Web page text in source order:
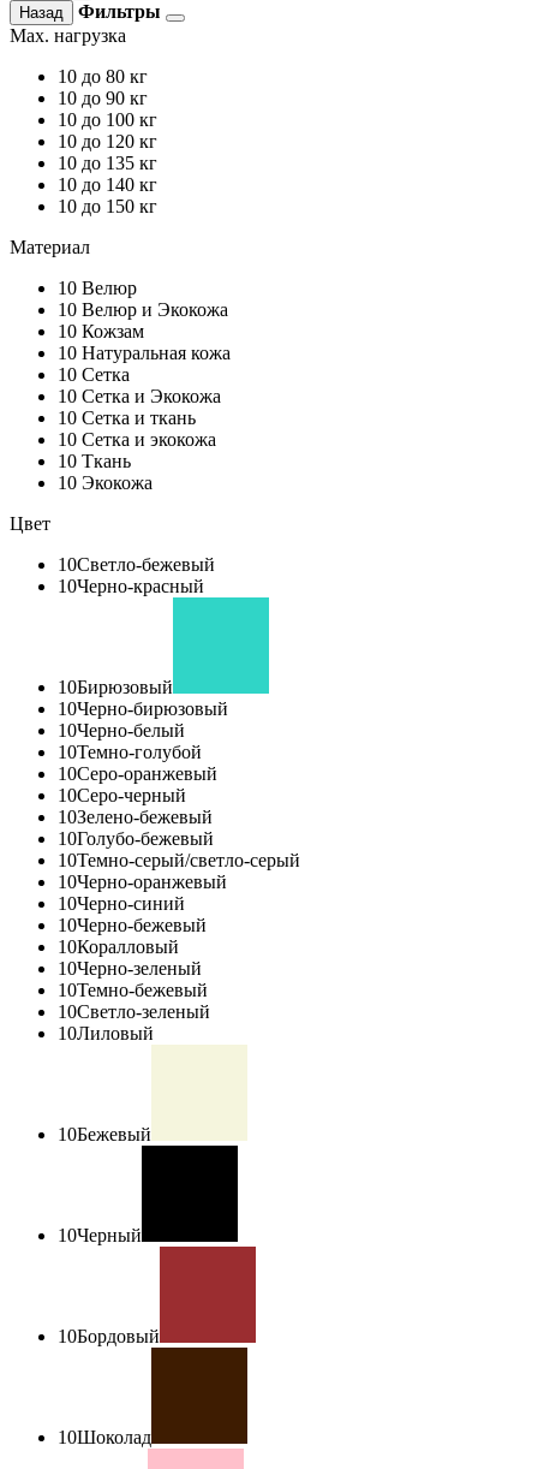
Назад
Фильтры
Max. нагрузка
10 до 80 кг
10 до 90 кг
10 до 100 кг
10 до 120 кг
10 до 135 кг
10 до 140 кг
10 до 150 кг
Материал
10 Велюр
10 Велюр и Экокожа
10 Кожзам
10 Натуральная кожа
10 Сетка
10 Сетка и Экокожа
10 Сетка и ткань
10 Сетка и экокожа
10 Ткань
10 Экокожа
Цвет
10Светло-бежевый
10Черно-красный
10Бирюзовый
10Черно-бирюзовый
10Черно-белый
10Темно-голубой
10Серо-оранжевый
10Серо-черный
10Зелено-бежевый
10Голубо-бежевый
10Темно-серый/светло-серый
10Черно-оранжевый
10Черно-синий
10Черно-бежевый
10Коралловый
10Черно-зеленый
10Темно-бежевый
10Светло-зеленый
10Лиловый
10Бежевый
10Черный
10Бордовый
10Шоколад